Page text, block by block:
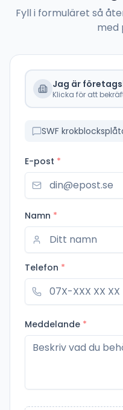
Fyll i formuläret så
med
Jag är
Klicka för att
SWF
E-post *
Namn *
Telefon *
Meddelande *